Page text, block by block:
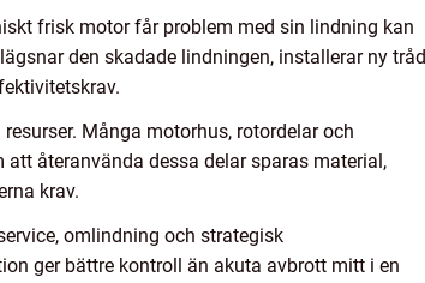
frisk motor får problem med sin lindning kan
den skadade lindningen, installerar ny tråd
Många motorhus, rotordelar och
återanvända dessa delar sparas material,
krav.
omlindning och strategisk
ger bättre kontroll än akuta avbrott mitt i en